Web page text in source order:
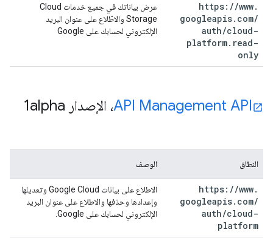
https: //www.
googleapis. com/
auth/cloud-
platform. read-
only
عرض بياناتك في جميع خدمات Cloud
Storage والاطّلاع على عنوان البريد
الإلكتروني لحسابك على Google
API Management API، الإصدار 1alpha
النطاق الوصف
https: //www.
googleapis. com/
auth/cloud-
platform
الاطلاع على بيانات Google Cloud وتعديلها
وإعدادها وحذفها والاطلاع على عنوان البريد
الإلكتروني لحسابك على Google.